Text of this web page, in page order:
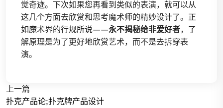
觉奇迹。下次如果您再看到类似的表演，就可以从
这几个方面去欣赏和思考魔术师的精妙设计了。正
如魔术界的行规所说——永不揭秘给非爱好者，了
解原理是为了更好地欣赏艺术，而不是去拆穿表
演。
上一篇
扑克产品论;扑克牌产品设计